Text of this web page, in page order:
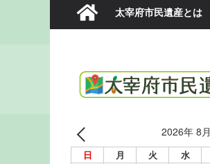
太宰府市民遺産とは
2026年 8月
日 月 火 水